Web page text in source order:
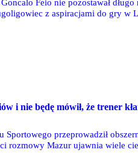
Feio nie pozostawał
z aspiracjami do gry w
i nie będę mówił, że trener
Sportowego przeprowadził
rozmowy Mazur ujawnia wiele